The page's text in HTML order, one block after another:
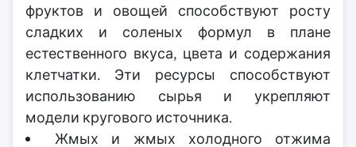
фруктов и овощей способствуют росту
сладких и соленых формул в плане
естественного вкуса, цвета и содержания
клетчатки. Эти ресурсы способствуют
использованию сырья и укрепляют
модели кругового источника.
Жмых и жмых холодного отжима